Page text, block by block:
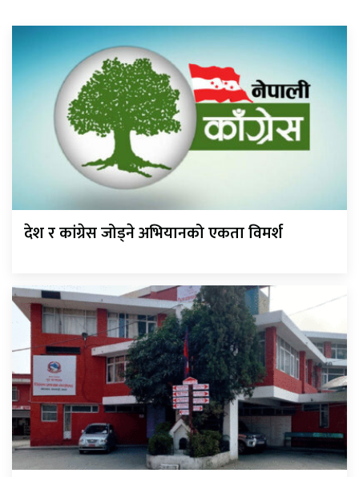
देश र कांग्रेस जोड्ने अभियानको एकता विमर्श